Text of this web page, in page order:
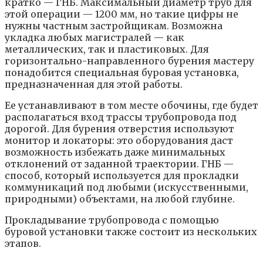
кратко — ГНБ. Максимальный диаметр труб для
этой операции — 1200 мм, но такие цифры не
нужны частным застройщикам. Возможна
укладка любых магистралей — как
металлических, так и пластиковых. Для
горизонтально-направленного бурения мастеру
понадобится специальная буровая установка,
предназначенная для этой работы.
Ее устанавливают в том месте обочины, где будет
располагаться вход трассы трубопровода под
дорогой. Для бурения отверстия используют
монитор и локаторы: это оборудования даст
возможность избежать даже минимальных
отклонений от заданной траектории. ГНБ —
способ, который используется для прокладки
коммуникаций под любыми (искусственными,
природными) объектами, на любой глубине.
Прокладывание трубопровода с помощью
буровой установки также состоит из нескольких
этапов.